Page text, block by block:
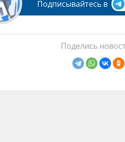
Подписывайтесь в
Поделись